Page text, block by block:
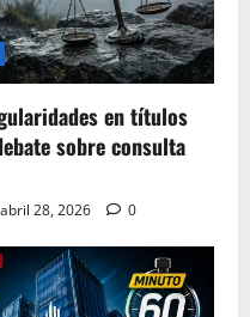
en títulos
sobre consulta
abril 28, 2026 0